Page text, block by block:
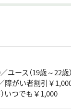
ユース（19歳～22
障がい者割引￥
いつでも￥1,000